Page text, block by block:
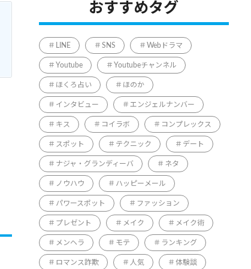
おすすめタグ
LINE SNS Webドラマ
Youtube Youtubeチャンネル
ほくろ占い ほのか
インタビュー エンジェルナンバー
キス コイラボ コンプレックス
スポット テクニック デート
ナジャ・グランディーバ ネタ
ノウハウ ハッピーメール
パワースポット ファッション
プレゼント メイク メイク術
メンヘラ モテ ランキング
ロマンス詐欺 人気 体験談